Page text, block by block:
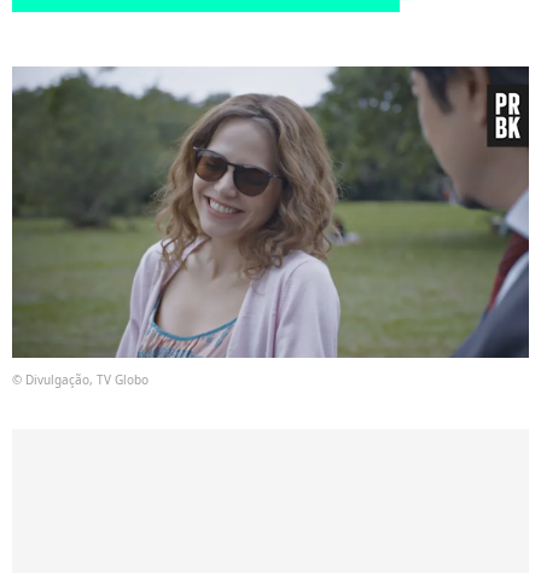
© Divulgação, TV Globo